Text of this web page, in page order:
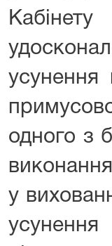
усунення
одного з
у
усунення